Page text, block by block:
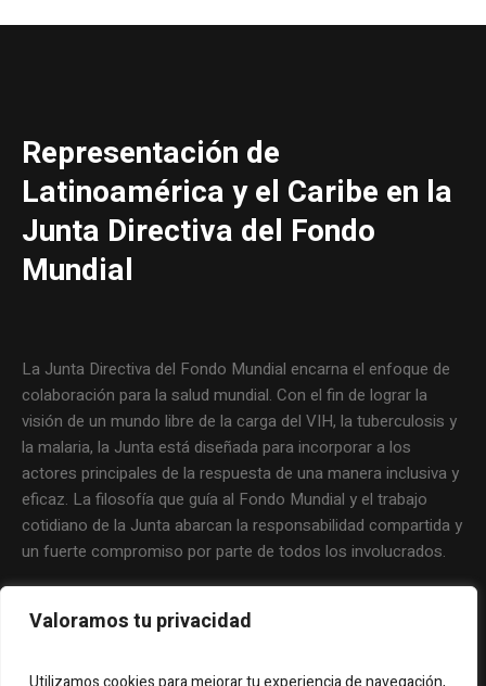
Valoramos tu privacidad
Representación de
Latinoamérica y el Caribe en la
Junta Directiva del Fondo
Mundial
La Junta Directiva del Fondo Mundial encarna el enfoque de
colaboración para la salud mundial. Con el fin de lograr la
visión de un mundo libre de la carga del VIH, la tuberculosis y
la malaria, la Junta está diseñada para incorporar a los
actores principales de la respuesta de una manera inclusiva y
eficaz. La filosofía que guía al Fondo Mundial y el trabajo
cotidiano de la Junta abarcan la responsabilidad compartida y
un fuerte compromiso por parte de todos los involucrados.